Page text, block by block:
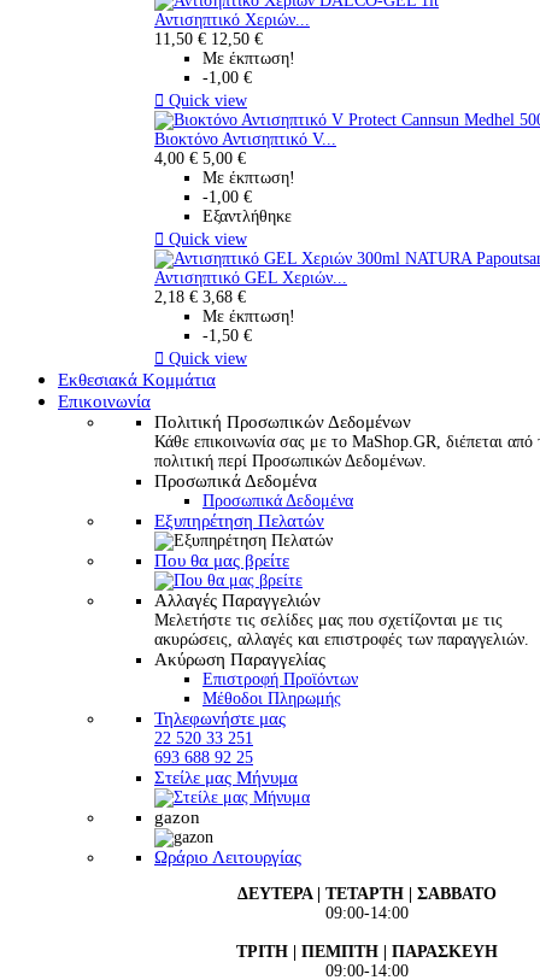
Αντισηπτικό Χεριών...
11,50 € 12,50 €
Με έκπτωση!
-1,00 €
 Quick view
Βιοκτόνο Αντισηπτικό V...
4,00 € 5,00 €
Με έκπτωση!
-1,00 €
Εξαντλήθηκε
 Quick view
Αντισηπτικό GEL Χεριών...
2,18 € 3,68 €
Με έκπτωση!
-1,50 €
 Quick view
Εκθεσιακά Κομμάτια
Επικοινωνία
Πολιτική Προσωπικών Δεδομένων
Κάθε επικοινωνία σας με το MaShop.GR, διέπεται από
πολιτική περί Προσωπικών Δεδομένων.
Προσωπικά Δεδομένα
Προσωπικά Δεδομένα
Εξυπηρέτηση Πελατών
Που θα μας βρείτε
Αλλαγές Παραγγελιών
Μελετήστε τις σελίδες μας που σχετίζονται με τις
ακυρώσεις, αλλαγές και επιστροφές των παραγγελιών.
Ακύρωση Παραγγελίας
Επιστροφή Προϊόντων
Μέθοδοι Πληρωμής
Τηλεφωνήστε μας
22 520 33 251
693 688 92 25
Στείλε μας Μήνυμα
gazon
Ωράριο Λειτουργίας
ΔΕΥΤΕΡΑ | ΤΕΤΑΡΤΗ | ΣΑΒΒΑΤΟ
09:00-14:00
ΤΡΙΤΗ | ΠΕΜΠΤΗ | ΠΑΡΑΣΚΕΥΗ
09:00-14:00